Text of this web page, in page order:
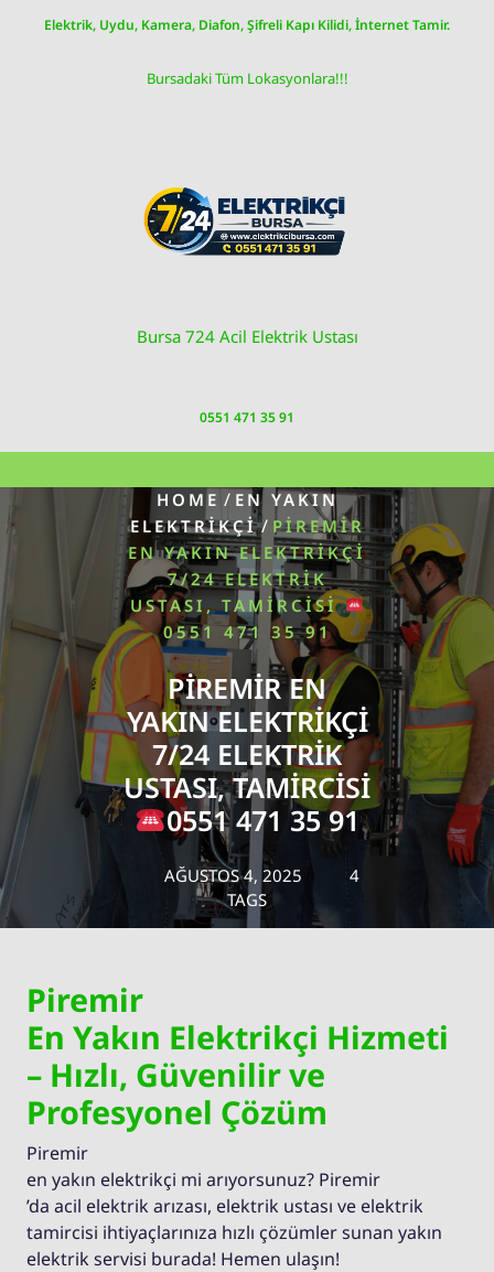
Elektrik, Uydu, Kamera, Diafon, Şifreli Kapı Kilidi, İnternet Tamir.
Bursadaki Tüm Lokasyonlara!!!
Bursa 724 Acil Elektrik Ustası
0551 471 35 91
HOME / EN YAKIN
ELEKTRIKÇI/ PIREMIR
EN YAKIN ELEKTRIKÇI
7/24 ELEKTRIK
USTASI, TAMIRCISI
0551 471 35 91
PIREMIR EN
YAKIN ELEKTRIKÇI
7/24 ELEKTRIK
USTASI, TAMIRCISI
0551 471 35 91
AĞUSTOS 4, 2025
4
TAGS
Piremir
En Yakın Elektrikçi Hizmeti
– Hızlı, Güvenilir ve
Profesyonel Çözüm
Piremir
en yakın elektrikçi mi arıyorsunuz? Piremir
’da acil elektrik arızası, elektrik ustası ve elektrik
tamircisi ihtiyaçlarınıza hızlı çözümler sunan yakın
elektrik servisi burada! Hemen ulaşın!